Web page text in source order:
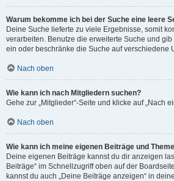
Warum bekomme ich bei der Suche eine leere
Deine Suche lieferte zu viele Ergebnisse, somit
verarbeiten. Benutze die erweiterte Suche und
ein oder beschränke die Suche auf verschiedene
Nach oben
Wie kann ich nach Mitgliedern suchen?
Gehe zur „Mitglieder“-Seite und klicke auf „Nach
Nach oben
Wie kann ich meine eigenen Beiträge und
Deine eigenen Beiträge kannst du dir anzeigen
Beiträge“ im Schnellzugriff oben auf der
kannst du auch „Deine Beiträge anzeigen“ in